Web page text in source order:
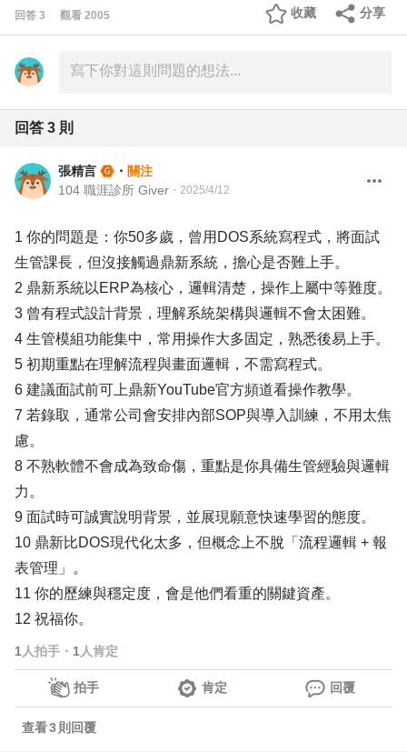
回答 3 觀看 2005 分享
收藏
回答 3 則
張精言 ・ 關注
104 職涯診所 Giver ・ 2025/4/12
1 你的問題是：你50多歲，曾用DOS系統寫程式，將面試
生管課長，但沒接觸過鼎新系統，擔心是否難上手。
2 鼎新系統以ERP為核心，邏輯清楚，操作上屬中等難度。
3 曾有程式設計背景，理解系統架構與邏輯不會太困難。
4 生管模組功能集中，常用操作大多固定，熟悉後易上手。
5 初期重點在理解流程與畫面邏輯，不需寫程式。
6 建議面試前可上鼎新YouTube官方頻道看操作教學。
7 若錄取，通常公司會安排內部SOP與導入訓練，不用太焦
慮。
8 不熟軟體不會成為致命傷，重點是你具備生管經驗與邏輯
力。
9 面試時可誠實說明背景，並展現願意快速學習的態度。
10 鼎新比DOS現代化太多，但概念上不脫「流程邏輯 + 報
表管理」。
11 你的歷練與穩定度，會是他們看重的關鍵資產。
12 祝福你。
1 人拍手 ・ 1 人肯定
拍手 肯定 回覆
查看3則回覆